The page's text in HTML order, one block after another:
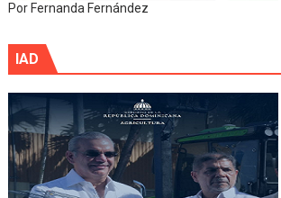
Por Fernanda Fernández
IAD